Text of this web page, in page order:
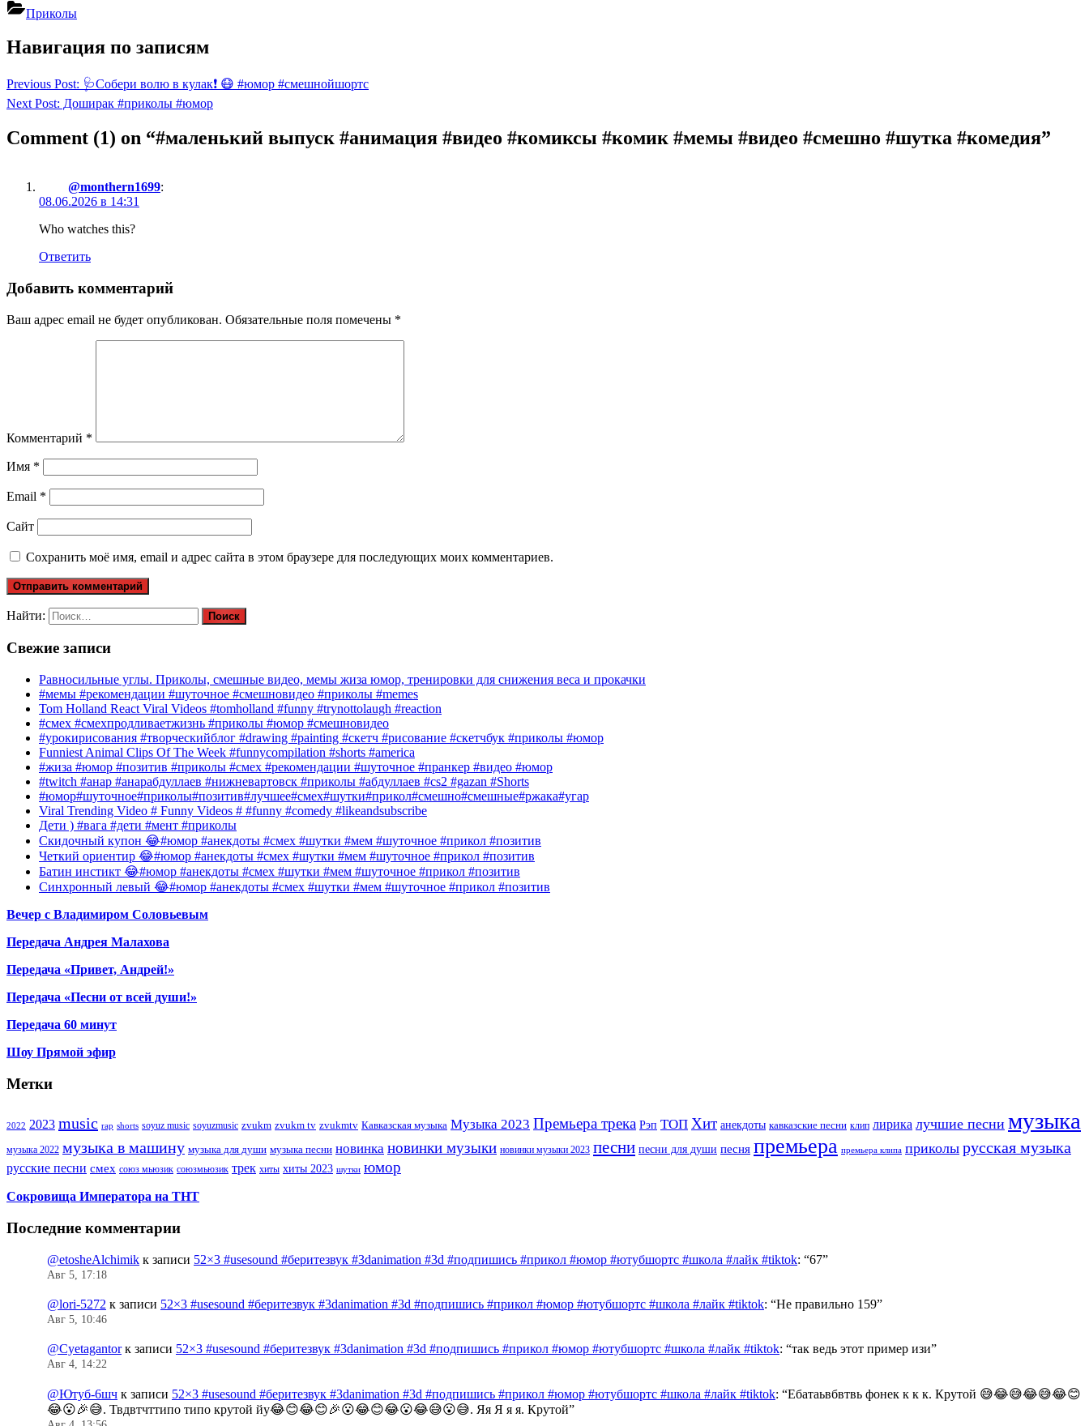
Приколы
Навигация по записям
Previous Post: 🩺Собери волю в кулак❗ 😷 #юмор #смешнойшортс
Next Post: Доширак #приколы #юмор
Comment (1) on “#маленький выпуск #анимация #видео #комиксы #комик #мемы #видео #смешно #шутка #комедия”
@monthern1699:
08.06.2026 в 14:31
Who watches this?
Ответить
Добавить комментарий
Ваш адрес email не будет опубликован. Обязательные поля помечены *
Комментарий *
Имя *
Email *
Сайт
Сохранить моё имя, email и адрес сайта в этом браузере для последующих моих комментариев.
Найти:
Свежие записи
Равносильные углы. Приколы, смешные видео, мемы жиза юмор, тренировки для снижения веса и прокачки
#мемы #рекомендации #шуточное #смешновидео #приколы #memes
Tom Holland React Viral Videos #tomholland #funny #trynottolaugh #reaction
#смех #смехпродливаетжизнь #приколы #юмор #смешновидео
#урокирисования #творческийблог #drawing #painting #скетч #рисование #скетчбук #приколы #юмор
Funniest Animal Clips Of The Week #funnycompilation #shorts #america
#жиза #юмор #позитив #приколы #смех #рекомендации #шуточное #пранкер #видео #юмор
#twitch #анар #анарабдуллаев #нижневартовск #приколы #абдуллаев #cs2 #gazan #Shorts
#юмор#шуточное#приколы#позитив#лучшее#смех#шутки#прикол#смешно#смешные#ржака#угар
Viral Trending Video # Funny Videos # #funny #comedy #likeandsubscribe
Дети ) #вага #дети #мент #приколы
Скидочный купон 😂#юмор #анекдоты #смех #шутки #мем #шуточное #прикол #позитив
Четкий ориентир 😂#юмор #анекдоты #смех #шутки #мем #шуточное #прикол #позитив
Батин инстикт 😂#юмор #анекдоты #смех #шутки #мем #шуточное #прикол #позитив
Синхронный левый 😂#юмор #анекдоты #смех #шутки #мем #шуточное #прикол #позитив
Вечер с Владимиром Соловьевым
Передача Андрея Малахова
Передача «Привет, Андрей!»
Передача «Песни от всей души!»
Передача 60 минут
Шоу Прямой эфир
Метки
2022 2023 music rap shorts soyuz music soyuzmusic zvukm zvukm tv zvukmtv Кавказская музыка Музыка 2023 Премьера трека Рэп ТОП Хит анекдоты кавказские песни клип лирика лучшие песни музыка
музыка 2022 музыка в машину музыка для души музыка песни новинка новинки музыки новинки музыки 2023 песни песни для души песня премьера премьера клипа приколы русская музыка
русские песни смех союз мьюзик союзмьюзик трек хиты хиты 2023 шутки юмор
Сокровища Императора на ТНТ
Последние комментарии
@etosheAlchimik к записи 52×3 #usesound #беритезвук #3danimation #3d #подпишись #прикол #юмор #ютубшортс #школа #лайк #tiktok: “67”
Авг 5, 17:18
@lori-5272 к записи 52×3 #usesound #беритезвук #3danimation #3d #подпишись #прикол #юмор #ютубшортс #школа #лайк #tiktok: “Не правильно 159”
Авг 5, 10:46
@Cyetagantorк записи 52×3 #usesound #беритезвук #3danimation #3d #подпишись #прикол #юмор #ютубшортс #школа #лайк #tiktok: “так ведь этот пример изи”
Авг 4, 14:22
@Ютуб-6шч к записи 52×3 #usesound #беритезвук #3danimation #3d #подпишись #прикол #юмор #ютубшортс #школа #лайк #tiktok: “Ебатаьвбвтвь фонек к к к. Крутой 😅😂😅😂😅😂😊
😂😮🎉😅. Твдвтчттипо типо крутой йу😂😊😂😊🎉😮😂😊😂😮😂😅😮😅. Яя Я я я. Крутой”